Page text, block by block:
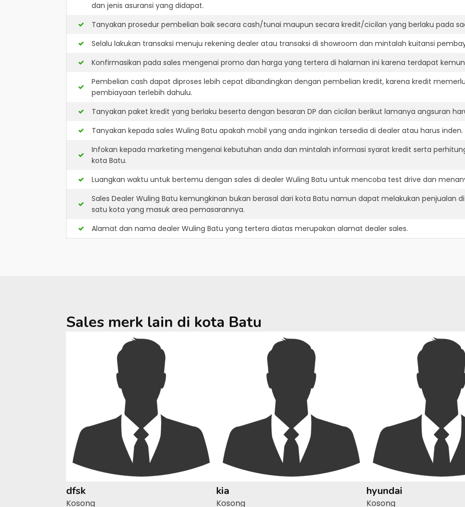
dan jenis asuransi yang didapat.
Tanyakan prosedur pembelian baik secara cash/tunai maupun secara kredit/cicilan yang berlaku pada
Selalu lakukan transaksi menuju rekening dealer atau transaksi di showroom dan mintalah kuitansi
Konfirmasikan pada sales mengenai promo dan harga yang tertera di halaman ini karena terdapat
Pembelian cash dapat diproses lebih cepat dibandingkan dengan pembelian kredit, karena kredit
pembiayaan terlebih dahulu.
Tanyakan paket kredit yang berlaku beserta dengan besaran DP dan cicilan berikut lamanya angsuran
Tanyakan kepada sales Wuling Batu apakah mobil yang anda inginkan tersedia di dealer atau harus inden.
Infokan kepada marketing mengenai kebutuhan anda dan mintalah informasi syarat kredit serta
kota Batu.
Luangkan waktu untuk bertemu dengan sales di dealer Wuling Batu untuk mencoba test drive dan
Sales Dealer Wuling Batu kemungkinan bukan berasal dari kota Batu namun dapat melakukan penjualan
satu kota yang masuk area pemasarannya.
Alamat dan nama dealer Wuling Batu yang tertera diatas merupakan alamat dealer sales.
Sales merk lain di kota Batu
dfsk
Kosong
kia
Kosong
hyundai
Kosong